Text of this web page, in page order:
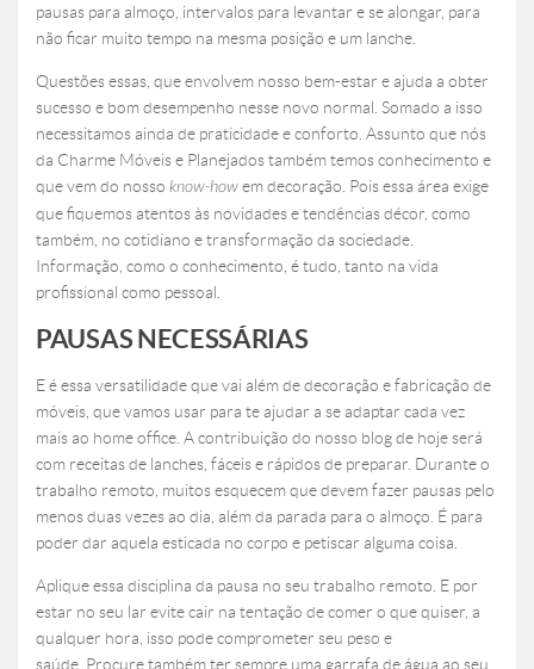
pausas para almoço, intervalos para levantar e se alongar, para
não ficar muito tempo na mesma posição e um lanche.
Questões essas, que envolvem nosso bem-estar e ajuda a obter
sucesso e bom desempenho nesse novo normal. Somado a isso
necessitamos ainda de praticidade e conforto. Assunto que nós
da Charme Móveis e Planejados também temos conhecimento e
que vem do nosso know-howem decoração. Pois essa área exige
que fiquemos atentos às novidades e tendências décor, como
também, no cotidiano e transformação da sociedade.
Informação, como o conhecimento, é tudo, tanto na vida
profissional como pessoal.
PAUSAS NECESSÁRIAS
E é essa versatilidade que vai além de decoração e fabricação de
móveis, que vamos usar para te ajudar a se adaptar cada vez
mais ao home office. A contribuição do nosso blog de hoje será
com receitas de lanches, fáceis e rápidos de preparar. Durante o
trabalho remoto, muitos esquecem que devem fazer pausas pelo
menos duas vezes ao dia, além da parada para o almoço. É para
poder dar aquela esticada no corpo e petiscar alguma coisa.
Aplique essa disciplina da pausa no seu trabalho remoto. E por
estar no seu lar evite cair na tentação de comer o que quiser, a
qualquer hora, isso pode comprometer seu peso e
saúde. Procure também ter sempre uma garrafa de água ao seu